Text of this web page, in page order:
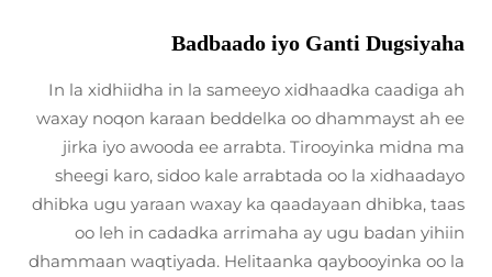
Badbaado iyo Ganti Dugsiyaha
In la xidhiidha in la sameeyo xidhaadka caadiga ah
waxay noqon karaan beddelka oo dhammayst ah ee
jirka iyo awooda ee arrabta. Tirooyinka midna ma
sheegi karo, sidoo kale arrabtada oo la xidhaadayo
dhibka ugu yaraan waxay ka qaadayaan dhibka, taas
oo leh in cadadka arrimaha ay ugu badan yihiin
dhammaan waqtiyada. Helitaanka qaybooyinka oo la